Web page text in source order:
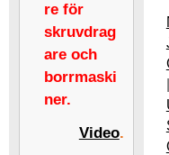
re för
skruvdrag
are och
borrmaski
ner.
Video.